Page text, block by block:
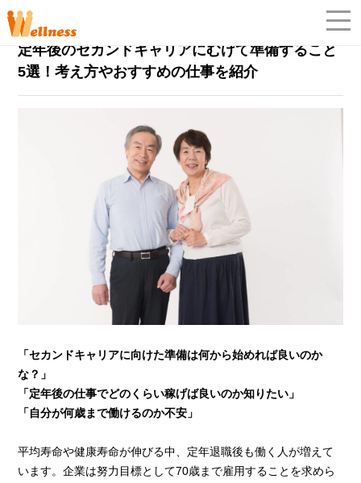
シニアの働き方
定年後のセカンドキャリアにむけて準備すること
5選！考え方やおすすめの仕事を紹介
「セカンドキャリアに向けた準備は何から始めれば良いのか
な？」
「定年後の仕事でどのくらい稼げば良いのか知りたい」
「自分が何歳まで働けるのか不安」
平均寿命や健康寿命が伸びる中、定年退職後も働く人が増えて
います。企業は努力目標として70歳まで雇用することを求めら